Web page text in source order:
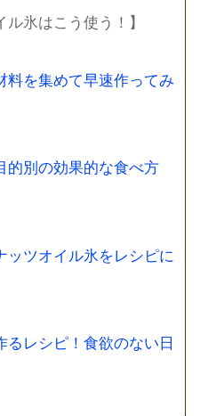
ル氷はこう使う！】
料を集めて早速作ってみ
的別の効果的な食べ方
ッツオイル氷をレシピに
るレシピ！食欲のない日